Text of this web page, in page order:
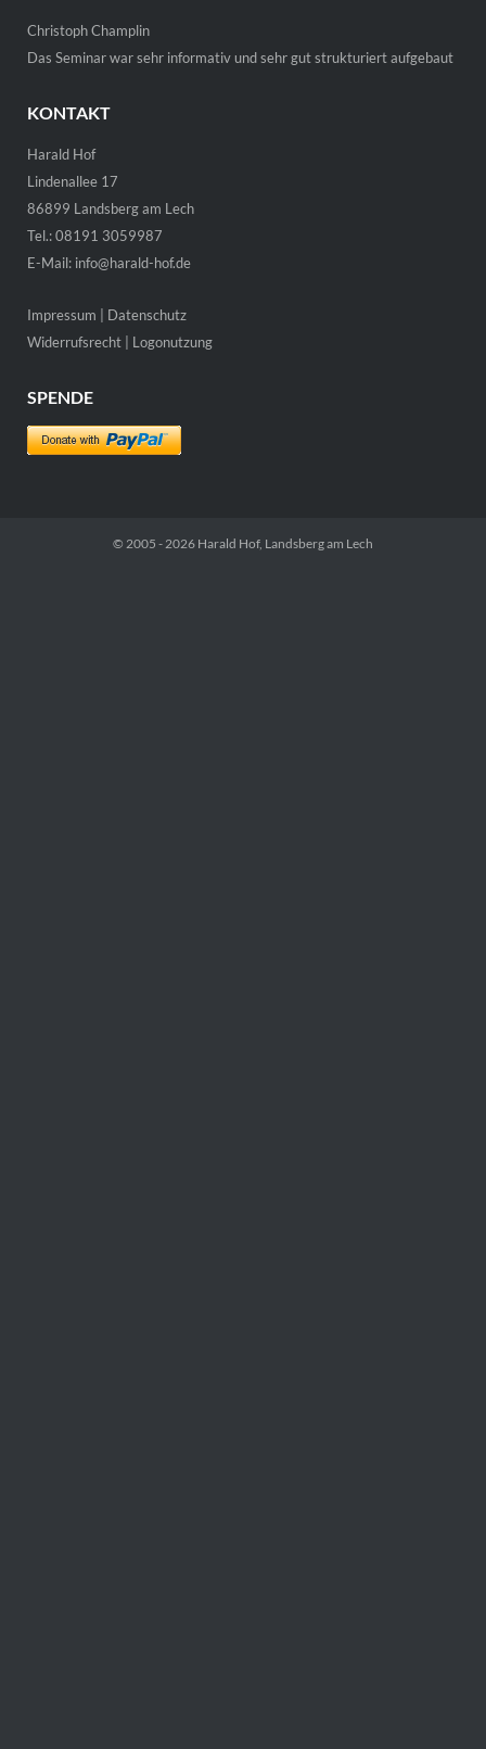
Christoph Champlin
Das Seminar war sehr informativ und sehr gut strukturiert aufgebaut
KONTAKT
Harald Hof
Lindenallee 17
86899 Landsberg am Lech
Tel.: 08191 3059987
E-Mail: info@harald-hof.de
Impressum
Datenschutz
Widerrufsrecht| Logonutzung
SPENDE
© 2005 - 2026 Harald Hof, Landsberg am Lech